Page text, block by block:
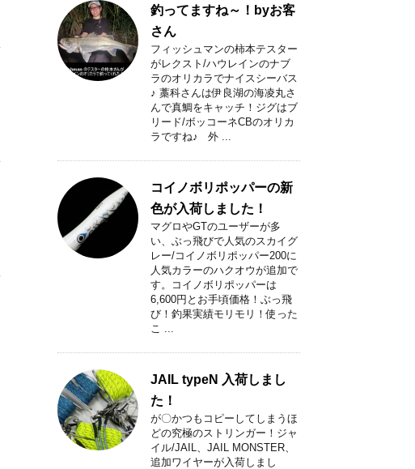
釣ってますね～！byお客
さん
フィッシュマンの柿本テスター
がレクスト/ハウレインのナブ
ラのオリカラでナイスシーバス
♪ 藁科さんは伊良湖の海凌丸さ
んで真鯛をキャッチ！ジグはブ
リード/ボッコーネCBのオリカ
ラですね♪ 外 ...
コイノボリポッパーの新
色が入荷しました！
マグロやGTのユーザーが多
い、ぶっ飛びで人気のスカイグ
レー/コイノボリポッパー200に
人気カラーのハクオウが追加で
す。コイノボリポッパーは
6,600円とお手頃価格！ぶっ飛
び！釣果実績モリモリ！使った
こ ...
JAIL typeN 入荷しまし
た！
が〇かつもコピーしてしまうほ
どの究極のストリンガー！ジャ
イル/JAIL、JAIL MONSTER、
追加ワイヤーが入荷しまし